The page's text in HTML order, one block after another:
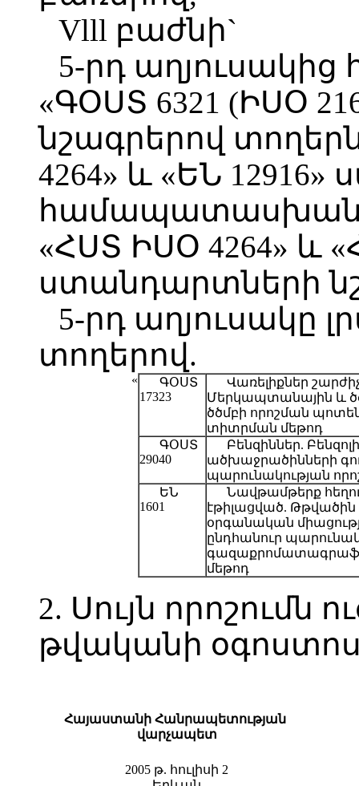
Vlll բաժնի`
5-րդ աղյուսակից
«ԳՕՍՏ 6321 (ԻՍՕ
նշագրերով
4264» և «ԵՆ
«ՀՍՏ ԻՍՕ 4264» և
ստանդարտների
5-րդ աղյուսակը
տողերով.
«
ԳՕՍՏ
17323
Վառելիքներ
Մերկապտանային և
ծծմբի որոշման
տիտրման մեթոդ
ԳՕՍՏ
29040
Բենզիններ.
ածխաջրածինների
պարունակության
ԵՆ
1601
Նավթամթերք
էթիլացված.
օրգանական
ընդհանուր
մեթոդ
2. Սույն որոշումն
թվականի
Հայաստանի Հանրապետության
վարչապետ
2005 թ. հուլիսի 2